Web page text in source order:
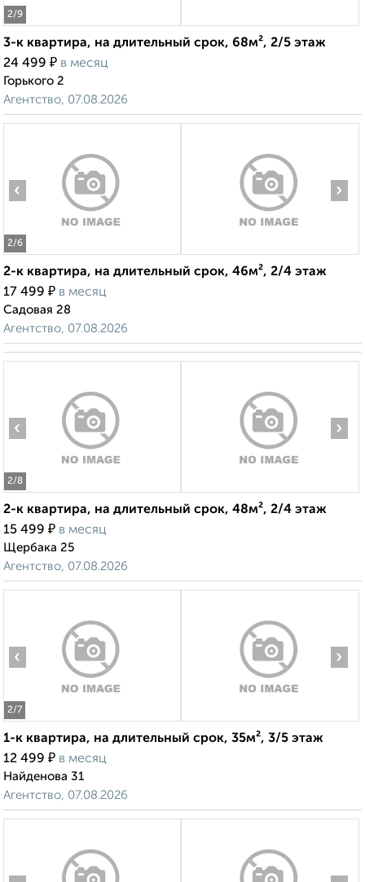
2/9
3-к квартира, на длительный срок, 68м², 2/5 этаж
24 499 ₽ в месяц
Горького 2
Агентство, 07.08.2026
2/6
‹ ›
2-к квартира, на длительный срок, 46м², 2/4 этаж
17 499 ₽ в месяц
Садовая 28
Агентство, 07.08.2026
2/8
‹ ›
2-к квартира, на длительный срок, 48м², 2/4 этаж
15 499 ₽ в месяц
Щербака 25
Агентство, 07.08.2026
2/7
‹ ›
1-к квартира, на длительный срок, 35м², 3/5 этаж
12 499 ₽ в месяц
Найденова 31
Агентство, 07.08.2026